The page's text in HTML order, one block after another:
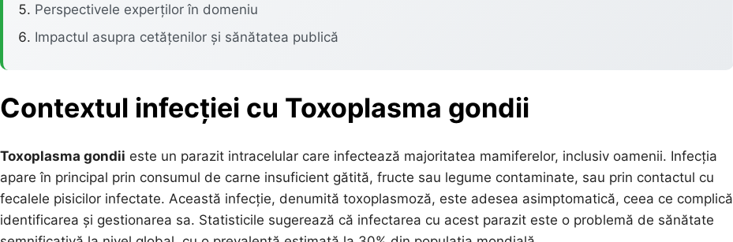
Perspectivele experților în domeniu
Impactul asupra cetățenilor și sănătatea publică
Contextul infecției cu Toxoplasma gondii
Toxoplasma gondii este un parazit intracelular care infectează majoritatea mamiferelor, inclusiv oamenii. Infecția
apare în principal prin consumul de carne insuficient gătită, fructe sau legume contaminate, sau prin contactul cu
fecalele pisicilor infectate. Această infecție, denumită toxoplasmoză, este adesea asimptomatică, ceea ce complică
identificarea și gestionarea sa. Statisticile sugerează că infectarea cu acest parazit este o problemă de sănătate